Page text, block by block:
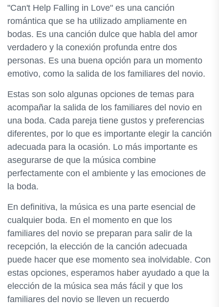
"Can't Help Falling in Love" es una canción
romántica que se ha utilizado ampliamente en
bodas. Es una canción dulce que habla del amor
verdadero y la conexión profunda entre dos
personas. Es una buena opción para un momento
emotivo, como la salida de los familiares del novio.
Estas son solo algunas opciones de temas para
acompañar la salida de los familiares del novio en
una boda. Cada pareja tiene gustos y preferencias
diferentes, por lo que es importante elegir la canción
adecuada para la ocasión. Lo más importante es
asegurarse de que la música combine
perfectamente con el ambiente y las emociones de
la boda.
En definitiva, la música es una parte esencial de
cualquier boda. En el momento en que los
familiares del novio se preparan para salir de la
recepción, la elección de la canción adecuada
puede hacer que ese momento sea inolvidable. Con
estas opciones, esperamos haber ayudado a que la
elección de la música sea más fácil y que los
familiares del novio se lleven un recuerdo